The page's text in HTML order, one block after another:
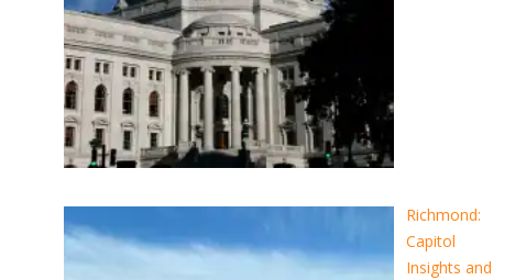
Richmond:
Capitol
Insights and